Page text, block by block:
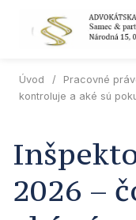
Úvod / Pracovné
kontroluje a aké sú
2026 –